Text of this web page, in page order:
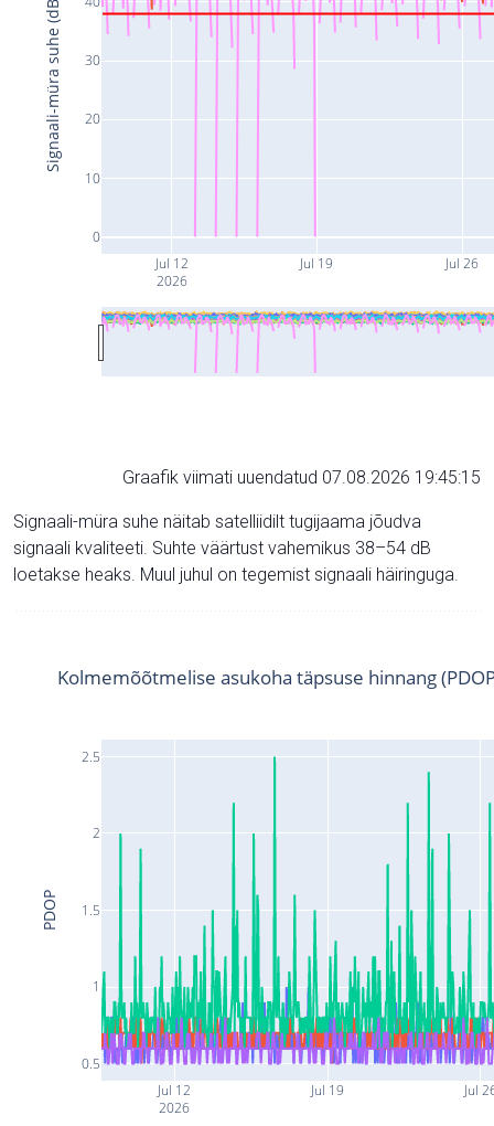
Jul 12
2026
Jul 19 Jul 26
0
10
20
30
Signaali-müra suhe (dB)
Graafik viimati uuendatud 07.08.2026 19:45:15
Signaali-müra suhe näitab satelliidilt tugijaama jõudva
signaali kvaliteeti. Suhte väärtust vahemikus 38–54 dB
loetakse heaks. Muul juhul on tegemist signaali häiringuga.
Jul 12
2026
Jul 19 Jul
0.5
1
1.5
2
2.5
Kolmemõõtmelise asukoha täpsuse hinnang
PDOP